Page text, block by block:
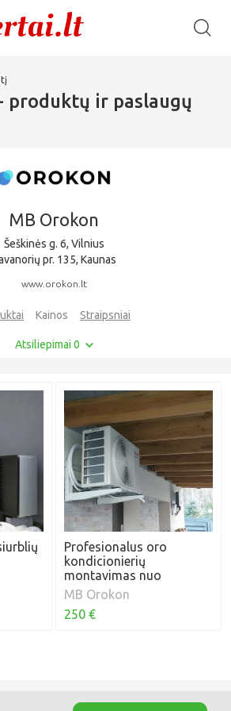
produktų ir paslaugų
MB Orokon
Šeškinės g. 6, Vilnius
pr. 135, Kaunas
www.orokon.lt
Kainos Straipsniai
Atsiliepimai 0
Profesionalus oro
kondicionierių
montavimas nuo
MB Orokon
250 €